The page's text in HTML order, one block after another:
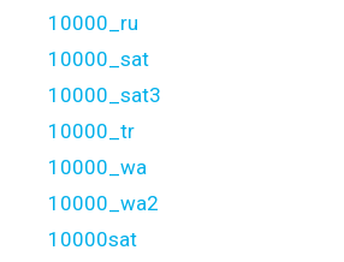
10000_ru
10000_sat
10000_sat3
10000_tr
10000_wa
10000_wa2
10000sat